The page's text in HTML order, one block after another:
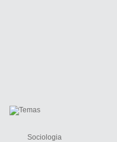
Sociologia